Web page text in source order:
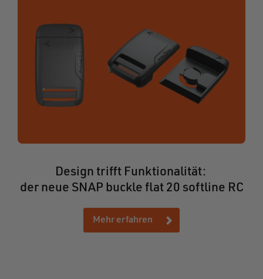
Design trifft Funktionalität:
der neue SNAP buckle flat 20 softline RC
Mehr erfahren